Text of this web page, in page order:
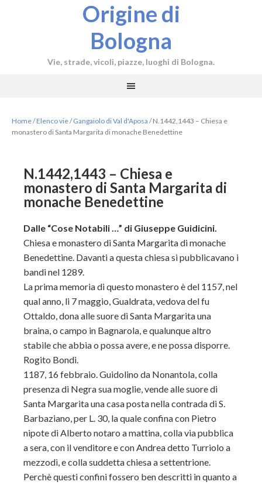
Origine di
Bologna
Vie, strade, vicoli, piazze, luoghi di Bologna.
Home/Elenco vie/ Gangaiolo di Val d'Aposa /N.1442,1443 – Chiesa e
monastero di Santa Margarita di monache Benedettine
N.1442,1443 – Chiesa e
monastero di Santa Margarita di
monache Benedettine
Dalle “Cose Notabili …” di Giuseppe Guidicini.
Chiesa e monastero di Santa Margarita di monache
Benedettine. Davanti a questa chiesa si pubblicavano i
bandi nel 1289.
La prima memoria di questo monastero è del 1157, nel
qual anno, li 7 maggio, Gualdrata, vedova del fu
Ottaldo, dona alle suore di Santa Margarita una
braina, o campo in Bagnarola, e qualunque altro
stabile che abbia o possa avere, e ne possa disporre.
Rogito Bondi.
1187, 16 febbraio. Guidolino da Nonantola, colla
presenza di Negra sua moglie, vende alle suore di
Santa Margarita una casa posta nella contrada di S.
Barbaziano, per L. 30, la quale confina con Pietro
nipote di Alberto notaro a mattina, colla via pubblica
a sera, con il venditore e con Andrea detto Turriolo a
mezzodì, e colla suddetta chiesa a settentrione.
Perchè questi confini fossero ben descritti in quanto a